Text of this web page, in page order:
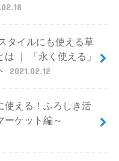
タイルにも使える草
｜ 「永く使える」
2021.02.12
使える！ふろしき活
ーケット編～